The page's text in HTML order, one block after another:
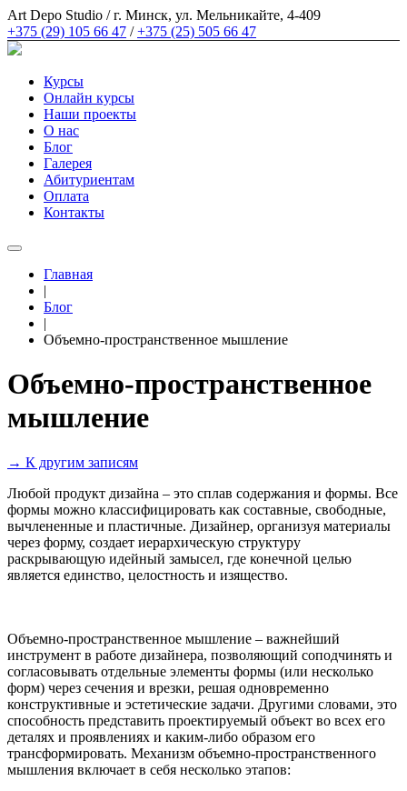
Art Depo Studio /г. Минск, ул. Мельникайте, 4-409
+375 (29) 105 66 47 / +375 (25) 505 66 47
Курсы
Онлайн курсы
Наши проекты
О нас
Блог
Галерея
Абитуриентам
Оплата
Контакты
Главная
|
Блог
|
Объемно-пространственное мышление
Объемно-пространственное
мышление
→ К другим записям
Любой продукт дизайна – это сплав содержания и формы. Все
формы можно классифицировать как составные, свободные,
вычлененные и пластичные. Дизайнер, организуя материалы
через форму, создает иерархическую структуру
раскрывающую идейный замысел, где конечной целью
является единство, целостность и изящество.
Объемно-пространственное мышление – важнейший
инструмент в работе дизайнера, позволяющий соподчинять и
согласовывать отдельные элементы формы (или несколько
форм) через сечения и врезки, решая одновременно
конструктивные и эстетические задачи. Другими словами, это
способность представить проектируемый объект во всех его
деталях и проявлениях и каким-либо образом его
трансформировать. Механизм объемно-пространственного
мышления включает в себя несколько этапов: